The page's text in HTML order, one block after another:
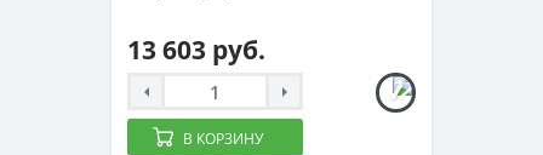
13 603 руб.
В КОРЗИНУ